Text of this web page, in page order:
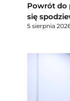
Powrót do
się
5 sierpnia